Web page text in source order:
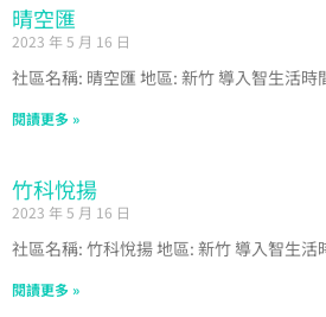
晴空匯
2023 年 5 月 16 日
社區名稱: 晴空匯 地區: 新竹 導入智生活時
閱讀更多 »
竹科悅揚
2023 年 5 月 16 日
社區名稱: 竹科悅揚 地區: 新竹 導入智生活
閱讀更多 »